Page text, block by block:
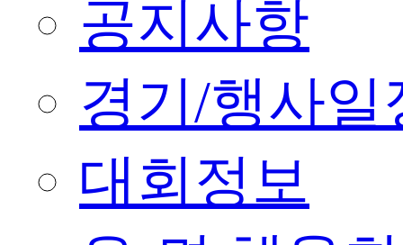
공지사항
경기/행사일
대회정보